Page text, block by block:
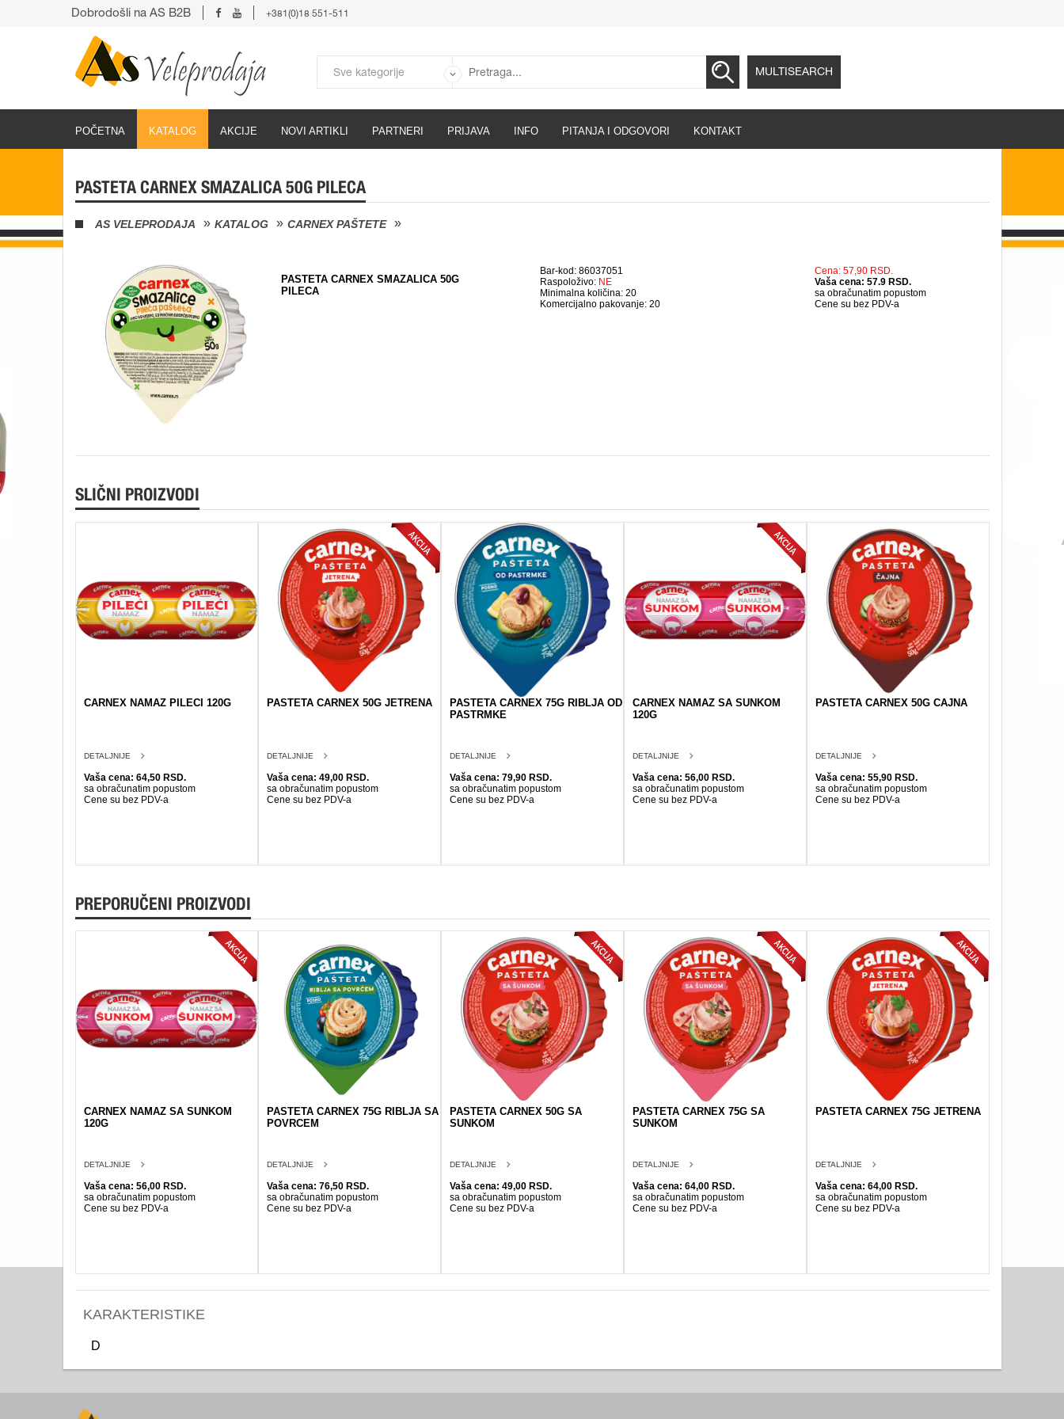
POČETNA KATALOG AKCIJE NOVI ARTIKLI PARTNERI PRIJAVA INFO PITANJA I ODGOVORI KONTAKT
Dobrodošli na AS B2B +381(0)18 551-511
MULTISEARCH
PASTETA CARNEX SMAZALICA 50G PILECA
AS VELEPRODAJA KATALOG CARNEX PAŠTETE
PASTETA CARNEX SMAZALICA 50G
PILECA
Bar-kod: 86037051
Raspoloživo: NE
Minimalna količina: 20
Komercijalno pakovanje: 20
Cena: 57,90 RSD.
Vaša cena: 57.9 RSD.
sa obračunatim popustom
Cene su bez PDV-a
SLIČNI PROIZVODI
CARNEX NAMAZ PILECI 120G
DETALJNIJE
Vaša cena: 64,50 RSD.
sa obračunatim popustom
Cene su bez PDV-a
PASTETA CARNEX 50G JETRENA
DETALJNIJE
Vaša cena: 49,00 RSD.
sa obračunatim popustom
Cene su bez PDV-a
PASTETA CARNEX 75G RIBLJA OD
PASTRMKE
DETALJNIJE
Vaša cena: 79,90 RSD.
sa obračunatim popustom
Cene su bez PDV-a
CARNEX NAMAZ SA SUNKOM
120G
DETALJNIJE
Vaša cena: 56,00 RSD.
sa obračunatim popustom
Cene su bez PDV-a
PASTETA CARNEX 50G CAJNA
DETALJNIJE
Vaša cena: 55,90 RSD.
sa obračunatim popustom
Cene su bez PDV-a
PREPORUČENI PROIZVODI
CARNEX NAMAZ SA SUNKOM
120G
DETALJNIJE
Vaša cena: 56,00 RSD.
sa obračunatim popustom
Cene su bez PDV-a
PASTETA CARNEX 75G RIBLJA SA
POVRCEM
DETALJNIJE
Vaša cena: 76,50 RSD.
sa obračunatim popustom
Cene su bez PDV-a
PASTETA CARNEX 50G SA
SUNKOM
DETALJNIJE
Vaša cena: 49,00 RSD.
sa obračunatim popustom
Cene su bez PDV-a
PASTETA CARNEX 75G SA
SUNKOM
DETALJNIJE
Vaša cena: 64,00 RSD.
sa obračunatim popustom
Cene su bez PDV-a
PASTETA CARNEX 75G JETRENA
DETALJNIJE
Vaša cena: 64,00 RSD.
sa obračunatim popustom
Cene su bez PDV-a
KARAKTERISTIKE
D